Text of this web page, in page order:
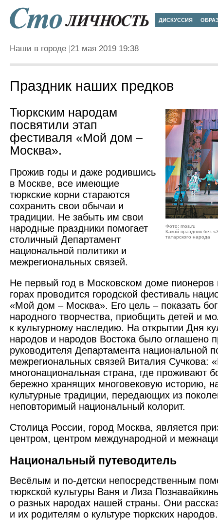
ДИСКУССИЯ
Наши в городе 21 мая 2019 19:38
Праздник наших предков
Фото: mos.ru
Какой праздник без
татарского народа
Тюркским народам
посвятили этап
фестиваля «Мой дом –
Москва».
Прожив годы и даже родившись
в Москве, все имеющие
тюркские корни стараются
сохранить свои обычаи и
традиции. Не забыть им свои
народные праздники помогает
столичный Департамент
национальной политики и
межрегиональных связей.
Не первый год в Московском доме пионеров
горах проводится городской фестиваль
«Мой дом – Москва». Его цель – показать
народного творчества, приобщить детей и
к культурному наследию. На открытии Дня
народов и народов Востока было оглашено
руководителя Департамента национальной
межрегиональных связей Виталия Сучкова:
многонациональная страна, где проживают
бережно хранящих многовековую историю,
культурные традиции, передающих из
неповторимый национальный колорит.
Столица России, город Москва, является
центром, центром международной и
Национальный путеводитель
Весёлым и по-детски непосредственным
тюркской культуры Ваня и Лиза
о разных народах нашей страны. Они
и их родителям о культуре тюркских народов.